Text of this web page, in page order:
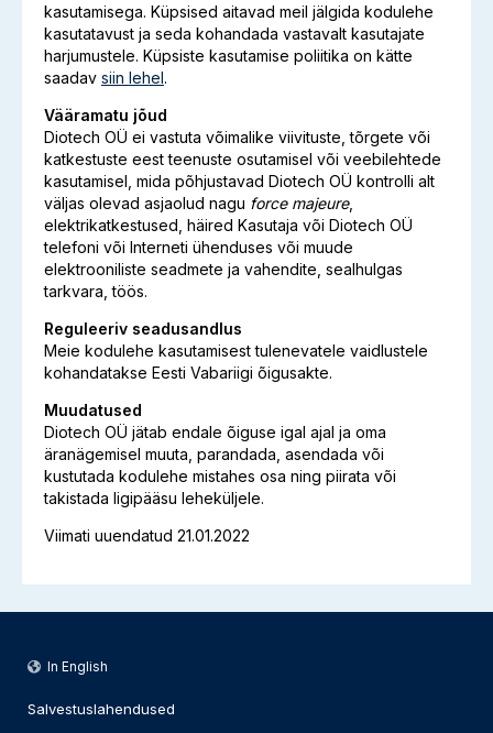
kasutamisega. Küpsised aitavad meil jälgida kodulehe
kasutatavust ja seda kohandada vastavalt kasutajate
harjumustele. Küpsiste kasutamise poliitika on kätte
saadav siin lehel.
Vääramatu jõud
Diotech OÜ ei vastuta võimalike viivituste, tõrgete või
katkestuste eest teenuste osutamisel või veebilehtede
kasutamisel, mida põhjustavad Diotech OÜ kontrolli alt
väljas olevad asjaolud nagu force majeure,
elektrikatkestused, häired Kasutaja või Diotech OÜ
telefoni või Interneti ühenduses või muude
elektrooniliste seadmete ja vahendite, sealhulgas
tarkvara, töös.
Reguleeriv seadusandlus
Meie kodulehe kasutamisest tulenevatele vaidlustele
kohandatakse Eesti Vabariigi õigusakte.
Muudatused
Diotech OÜ jätab endale õiguse igal ajal ja oma
äranägemisel muuta, parandada, asendada või
kustutada kodulehe mistahes osa ning piirata või
takistada ligipääsu leheküljele.
Viimati uuendatud 21.01.2022
In English
Salvestuslahendused